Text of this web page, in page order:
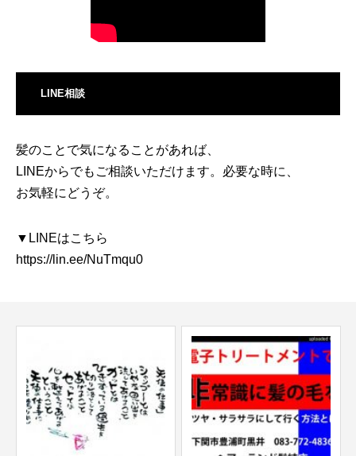
LINE相談
髪のことで気になることがあれば、
LINEからでもご相談いただけます。必要な時に、
お気軽にどうぞ。
▼LINEはこちら
https://lin.ee/NuTmqu0